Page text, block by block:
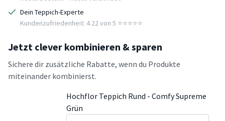
Dein Teppich-Experte
Kundenzufriedenheit: 4.22 von 5 ⭐️⭐️⭐️⭐️⭐️
Jetzt clever kombinieren & sparen
Sichere dir zusätzliche Rabatte, wenn du Produkte
miteinander kombinierst.
Hochflor Teppich Rund - Comfy Supreme
Grün